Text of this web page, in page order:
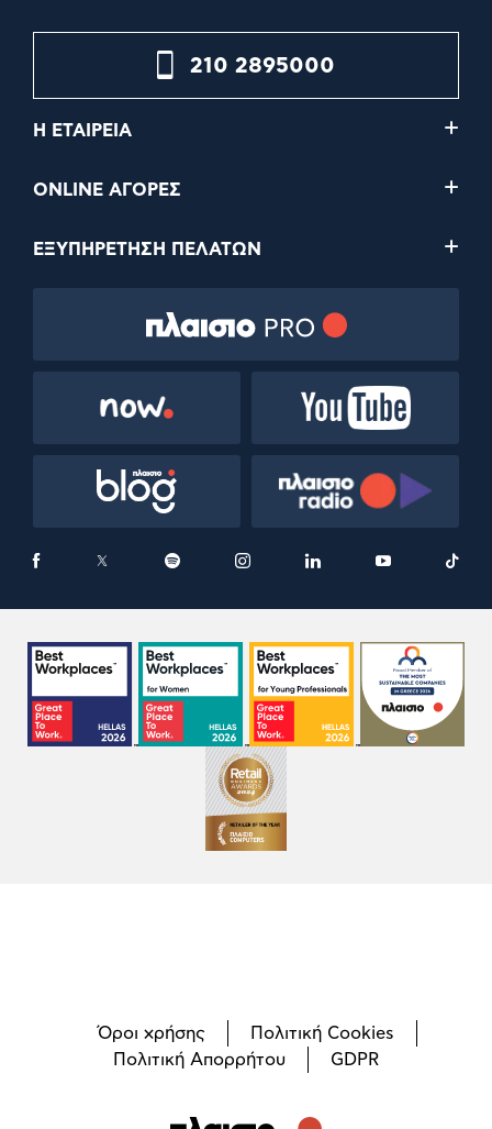
210 2895000
Η ΕΤΑΙΡΕΙΑ
ONLINE ΑΓΟΡΕΣ
ΕΞΥΠΗΡΕΤΗΣΗ ΠΕΛΑΤΩΝ
Όροι χρήσης
Πολιτική Cookies
Πολιτική Απορρήτου
GDPR